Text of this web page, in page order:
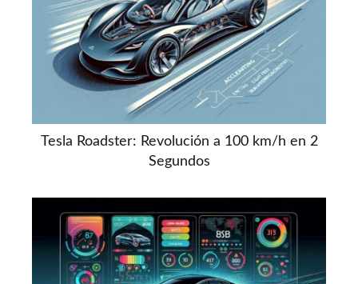
Tesla Roadster: Revolución a 100 km/h en 2
Segundos